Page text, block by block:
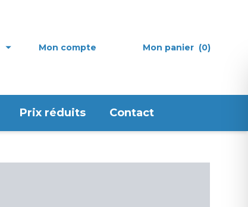
Mon compte Mon panier (0)
Prix réduits Contact